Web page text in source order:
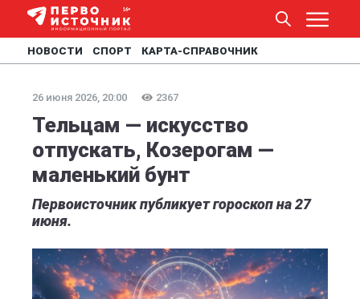
НОВОСТИ СПОРТ КАРТА-СПРАВОЧНИК
26 июня 2026, 20:00 2367
Тельцам — искусство
отпускать, Козерогам —
маленький бунт
Первоисточник публикует гороскоп на 27
июня.